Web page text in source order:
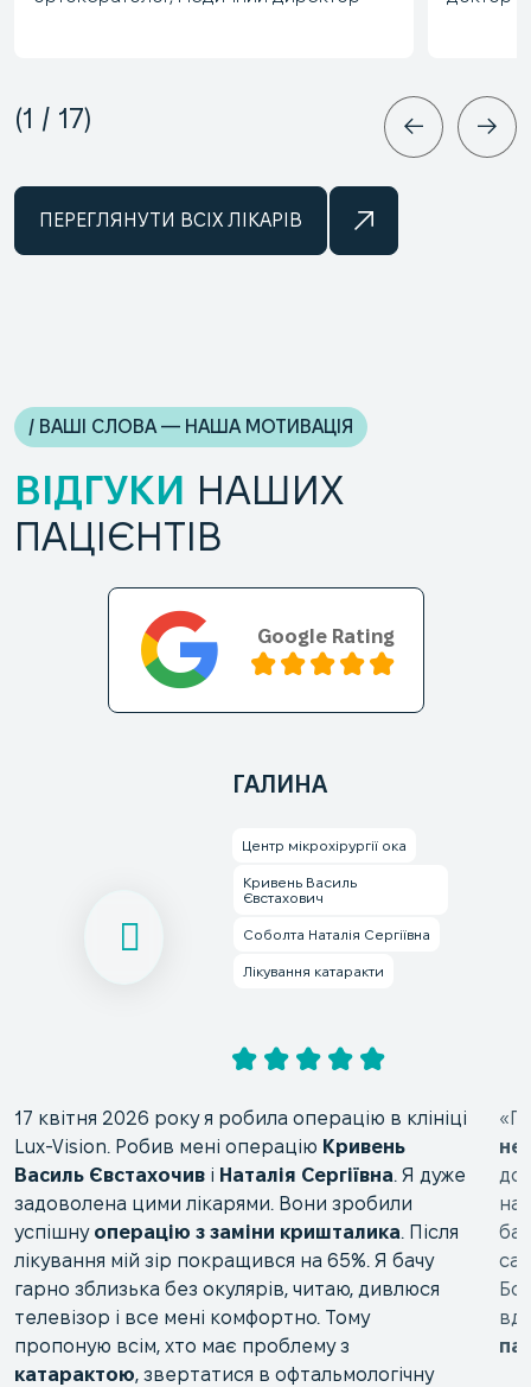
1 / 17
ПЕРЕГЛЯНУТИ ВСІХ ЛІКАРІВ
/ ВАШІ СЛОВА — НАША МОТИВАЦІЯ
ВІДГУКИ НАШИХ
ПАЦІЄНТІВ
Google Rating
ГАЛИНА
Центр мікрохірургії ока
Кривень Василь
Євстахович
Соболта Наталія Сергіївна
Лікування катаракти
17 квітня 2026 року я робила операцію в клініці
Lux-Vision. Робив мені операцію Кривень
Василь Євстахочив і Наталія Сергіївна. Я дуже
задоволена цими лікарями. Вони зробили
успішну операцію з заміни кришталика. Після
лікування мій зір покращився на 65%. Я бачу
гарно зблизька без окулярів, читаю, дивлюся
телевізор і все мені комфортно. Тому
пропоную всім, хто має проблему з
катарактою, звертатися в офтальмологічну
не